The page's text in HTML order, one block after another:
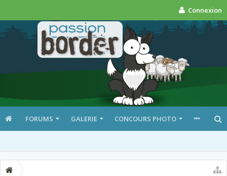
Connexion
FORUMS GALERIE CONCOURS PHOTO